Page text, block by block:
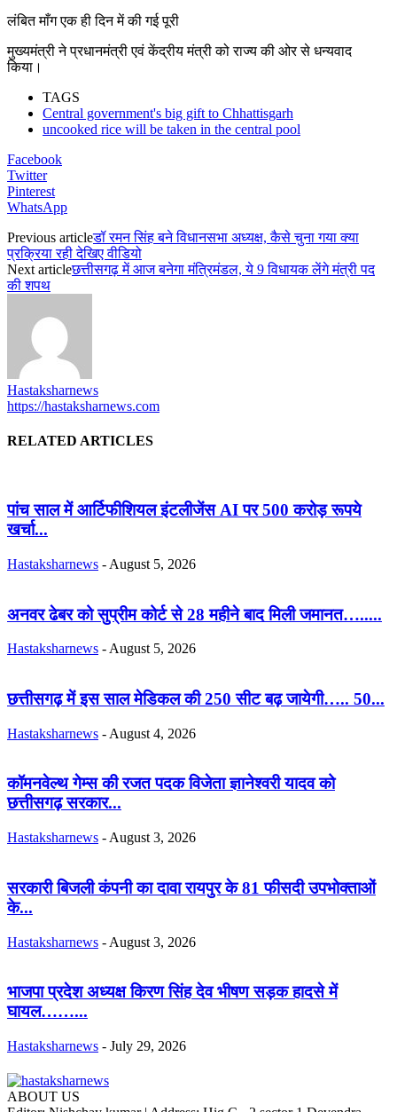
लंबित माँग एक ही दिन में की गई पूरी
मुख्यमंत्री ने प्रधानमंत्री एवं केंद्रीय मंत्री को राज्य की ओर से धन्यवाद
किया।
TAGS
Central government's big gift to Chhattisgarh
uncooked rice will be taken in the central pool
Facebook
Twitter
Pinterest
WhatsApp
Previous articleडॉ रमन सिंह बने विधानसभा अध्यक्ष, कैसे चुना गया क्या
प्रक्रिया रही देखिए वीडियो
Next articleछत्तीसगढ़ में आज बनेगा मंत्रिमंडल, ये 9 विधायक लेंगे मंत्री पद
की शपथ
Hastaksharnews
https://hastaksharnews.com
RELATED ARTICLES
पांच साल में आर्टिफीशियल इंटलीजेंस AI पर 500 करोड़ रूपये
खर्चा...
Hastaksharnews - August 5, 2026
अनवर ढेबर को सुप्रीम कोर्ट से 28 महीने बाद मिली जमानत….....
Hastaksharnews - August 5, 2026
छत्तीसगढ़ में इस साल मेडिकल की 250 सीट बढ़ जायेगी….. 50...
Hastaksharnews - August 4, 2026
कॉमनवेल्थ गेम्स की रजत पदक विजेता ज्ञानेश्वरी यादव को
छत्तीसगढ़ सरकार...
Hastaksharnews - August 3, 2026
सरकारी बिजली कंपनी का दावा रायपुर के 81 फीसदी उपभोक्ताओं
के...
Hastaksharnews - August 3, 2026
भाजपा प्रदेश अध्यक्ष किरण सिंह देव भीषण सड़क हादसे में
घायल……...
Hastaksharnews - July 29, 2026
ABOUT US